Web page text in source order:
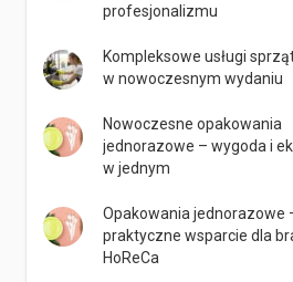
profesjonalizmu
Kompleksowe usługi
w nowoczesnym wydaniu
Nowoczesne opakowania
jednorazowe – wygoda i
w jednym
Opakowania jednorazowe
praktyczne wsparcie dla
HoReCa